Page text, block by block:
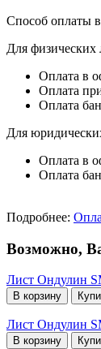
Способ оплаты
Для физических
Оплата в
Оплата
Оплата
Для
Оплата в
Оплата
Подробнее:
Возможно,
Лист Ондулин
В корзину
Лист Ондулин
В корзину